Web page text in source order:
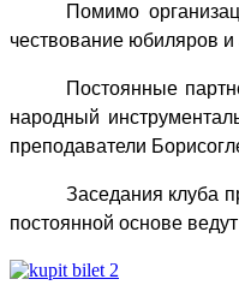
Помимо
чествование юбиляров
Постоянные
народный
преподаватели
Заседания клуба
постоянной основе